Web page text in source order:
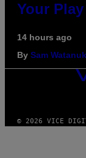
Your
14 hours ago
By Sam
© 2026 VICE